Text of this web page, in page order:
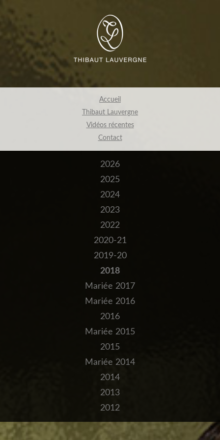
Accueil
Thibaut Lauvergne
Vidéos récentes
Contact
2026
2025
2024
2023
2022
2020-21
2019-20
2018
Mariée 2017
Mariée 2016
2016
Mariée 2015
2015
Mariée 2014
2014
2013
2012